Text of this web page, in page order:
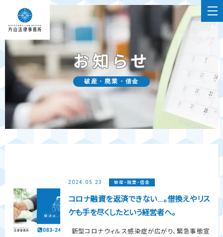
お知らせ
破産・廃業・借金
2024.05.23 破産・廃業・借金
コロナ融資を返済できない…。借換えやリス
ケも手を尽くしたという経営者へ。
新型コロナウィルス感染症が広がり、緊急事態宣